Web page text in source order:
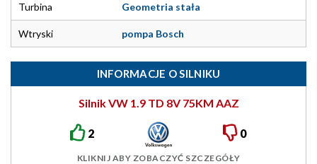
Turbina Geometria stała
Wtryski pompa Bosch
INFORMACJE O SILNIKU
Silnik VW 1.9 TD 8V 75KM AAZ
2 0
KLIKNIJ ABY ZOBACZYĆ SZCZEGÓŁY